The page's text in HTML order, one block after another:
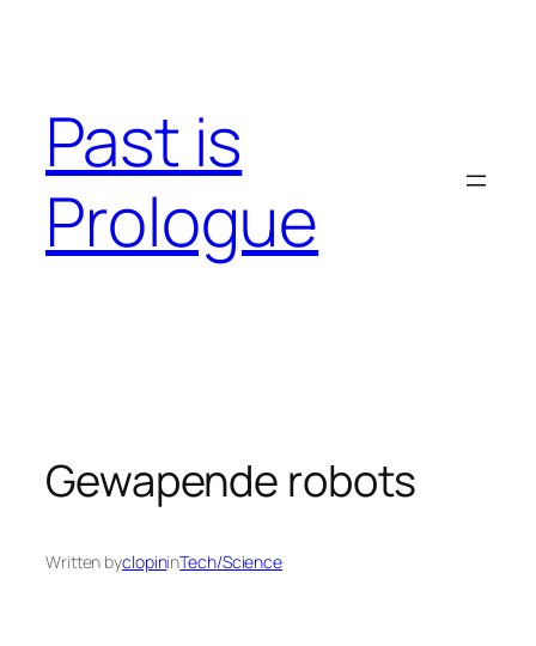
Past is
Prologue
Gewapende robots
Written byclopininTech/Science